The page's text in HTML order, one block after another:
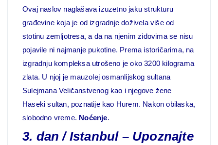
Ovaj naslov naglašava izuzetno jaku strukturu
građevine koja je od izgradnje doživela više od
stotinu zemljotresa, a da na njenim zidovima se nisu
pojavile ni najmanje pukotine. Prema istoričarima, na
izgradnju kompleksa utrošeno je oko 3200 kilograma
zlata. U njoj je mauzolej osmanlijskog sultana
Sulejmana Veličanstvenog kao i njegove žene
Haseki sultan, poznatije kao Hurem. Nakon obilaska,
slobodno vreme. Noćenje.
3. dan / Istanbul– Upoznajte